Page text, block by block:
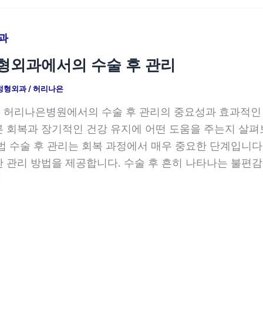
외과에서의 수술 후 관리
형외과/허리나은
허리나은병원에서의 수술 후 관리의 중요성과 효과적
회복과 장기적인 건강 유지에 어떤 도움을 주는지 살
수술 후 관리는 회복 과정에서 매우 중요한 단계입니
관리 방법을 제공합니다. 수술 후 흔히 나타나는 불편